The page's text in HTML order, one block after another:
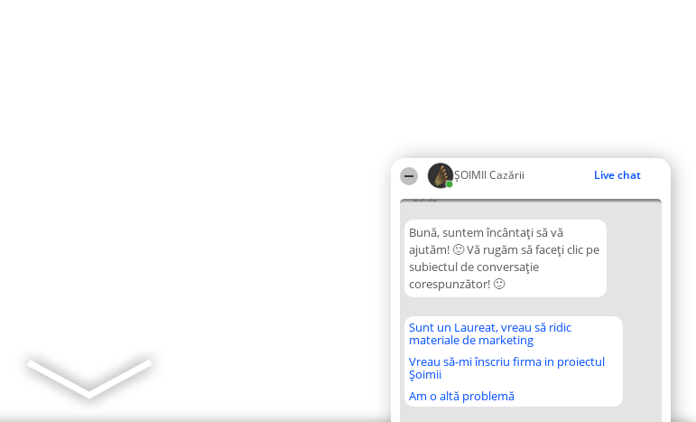
ȘOIMII Cazării Live chat
23:52
Bună, suntem încântați să vă
ajutăm! 🙂 Vă rugăm să faceți clic pe
subiectul de conversație
corespunzător! 🙂
Sunt un Laureat, vreau să ridic
materiale de marketing
Vreau să-mi înscriu firma in proiectul
Șoimii
Am o altă problemă